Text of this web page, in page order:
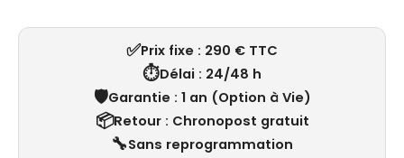
✅Prix fixe : 290 € TTC
⏱️Délai : 24/48 h
🛡️Garantie : 1 an (Option à Vie)
📦Retour : Chronopost gratuit
🔧Sans reprogrammation